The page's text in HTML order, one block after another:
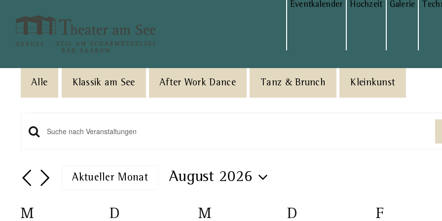
Eventkalender Hochzeit Galerie
Alle Klassik am See After Work Dance Tanz & Brunch Kleinkunst
Veranstaltungen
Veranstaltungen
Such-
und
Ansichtennavigation
Geben
Das
Schlüsselwort.
nach
Aktueller Monat
August 2026
wählen.
Kalender
MMontag D MMittwoch D F